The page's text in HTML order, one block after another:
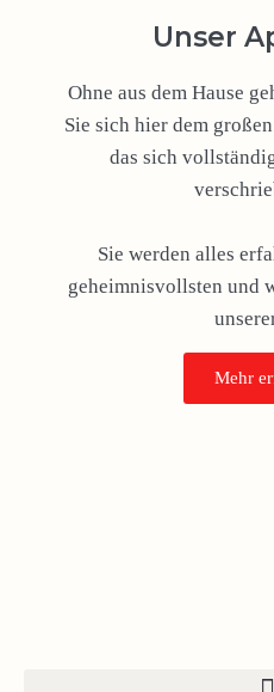
Unser
Ohne aus dem Hause
Sie sich hier dem
das sich
Sie werden alles
geheimnisvollsten und
Mehr